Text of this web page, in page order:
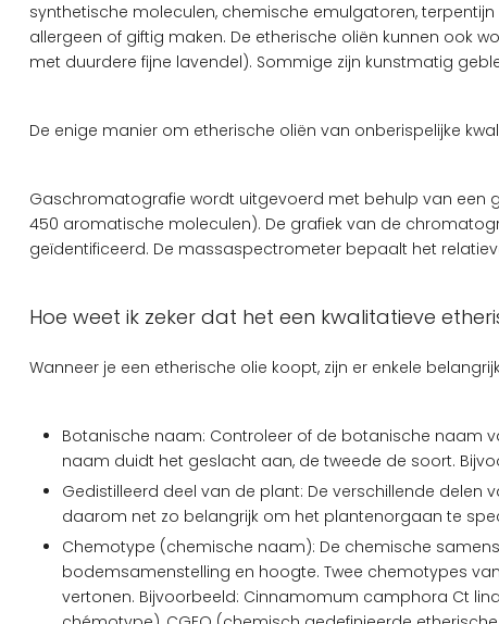
synthetische moleculen, chemische emulgatoren,
allergeen of giftig maken. De etherische oliën kunnen ook
met duurdere fijne lavendel). Sommige zijn kunstmatig
De enige manier om etherische oliën van onberispelijke
Gaschromatografie wordt uitgevoerd met behulp van
450 aromatische moleculen). De grafiek van de
geïdentificeerd. De massaspectrometer bepaalt het
Hoe weet ik zeker dat het een kwalitatieve
Wanneer je een etherische olie koopt, zijn er enkele
Botanische naam: Controleer of de botanische naam
naam duidt het geslacht aan, de tweede de soort.
Gedistilleerd deel van de plant: De verschillende delen
daarom net zo belangrijk om het plantenorgaan te
Chemotype (chemische naam): De chemische
bodemsamenstelling en hoogte. Twee chemotypes
vertonen. Bijvoorbeeld: Cinnamomum camphora Ct